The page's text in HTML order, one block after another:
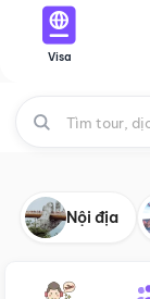
Visa
Nội địa